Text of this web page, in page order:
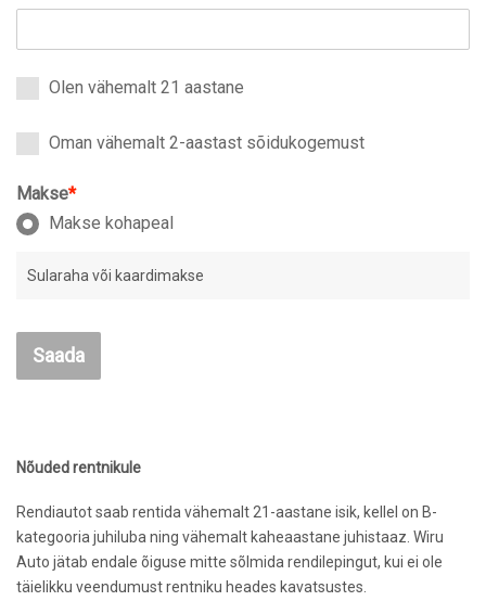
Olen vähemalt 21 aastane
Oman vähemalt 2-aastast sõidukogemust
Makse*
Makse kohapeal
Sularaha või kaardimakse
Saada
Nõuded rentnikule
Rendiautot saab rentida vähemalt 21-aastane isik, kellel o­n B-
kategooria juhiluba ning vähemalt kaheaastane juhistaaz. Wiru
Auto jätab endale õiguse mitte sõlmida rendilepingut, kui ei ole
täielikku veendumust rentniku heades kavatsustes.